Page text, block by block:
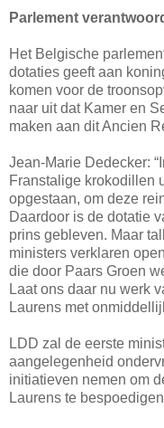
Parlement
Het Belgische
dotaties geeft aan
komen voor de
naar uit dat Kamer en
maken aan dit Ancien
Jean-Marie Dedecker:
Franstalige krokodillen
opgestaan, om deze
Daardoor is de dotatie
prins gebleven. Maar
ministers verklaren
die door Paars Groen
Laat ons daar nu werk
Laurens met
LDD zal de eerste
aangelegenheid
initiatieven nemen om
Laurens te